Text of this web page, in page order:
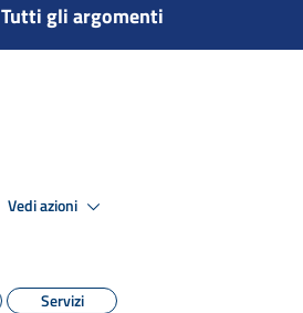
Tutti gli argomenti
Vedi azioni
Servizi